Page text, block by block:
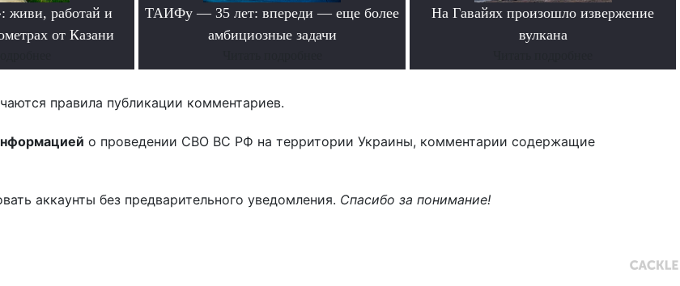
живи, работай и
от Казани
ТАИФу — 35 лет: впереди — еще более
амбициозные задачи
На Гавайях произошло извержение
вулкана
правила публикации комментариев.
о проведении СВО ВС РФ на территории Украины, комментарии содержащие
аккаунты без предварительного уведомления. Спасибо за понимание!